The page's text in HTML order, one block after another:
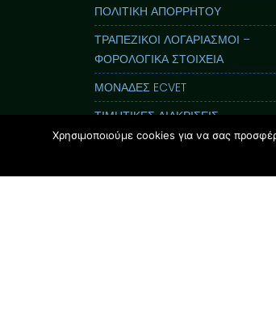
ΠΟΛΙΤΙΚΗ ΑΠΟΡΡΗΤΟΥ
ΤΡΑΠΕΖΙΚΟΙ ΛΟΓΑΡΙΑΣΜΟΙ –
ΦΟΡΟΛΟΓΙΚΑ ΣΤΟΙΧΕΙΑ
ΜΟΝΑΔΕΣ ECVET
ΤΙΜΗΤΙΚΕΣ ΔΙΑΚΡΙΣΕΙΣ
ΕΝΤΥΠΟΣ ΟΔΗΓΟΣ GLOSSOLAND
ΠΑΡΟΥΣΙΑΣΕΙΣ
Χρησιμοποιούμε cookies για να σας